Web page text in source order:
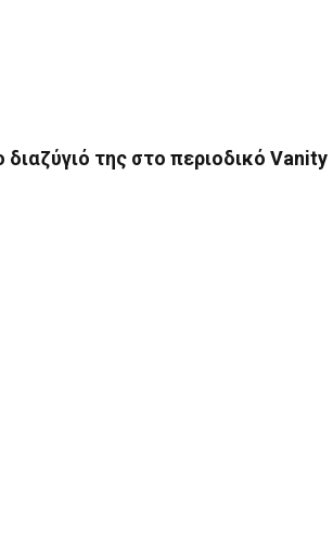
της στο περιοδικό Vanity